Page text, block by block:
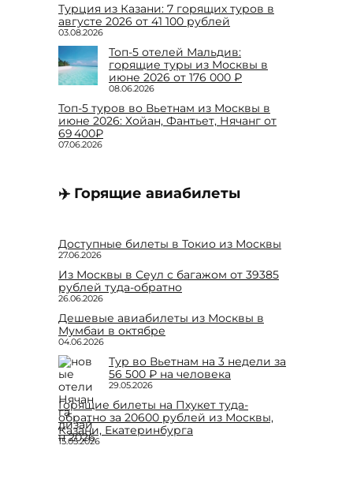
Турция из Казани: 7 горящих туров в
августе 2026 от 41 100 рублей
03.08.2026
Топ-5 отелей Мальдив:
горящие туры из Москвы в
июне 2026 от 176 000 ₽
08.06.2026
Топ-5 туров во Вьетнам из Москвы в
июне 2026: Хойан, Фантьет, Нячанг от
69 400₽
07.06.2026
✈️ Горящие авиабилеты
Доступные билеты в Токио из Москвы
27.06.2026
Из Москвы в Сеул с багажом от 39385
рублей туда-обратно
26.06.2026
Дешевые авиабилеты из Москвы в
Мумбаи в октябре
04.06.2026
Тур во Вьетнам на 3 недели за
56 500 ₽ на человека
29.05.2026
Горящие билеты на Пхукет туда-
обратно за 20600 рублей из Москвы,
Казани, Екатеринбурга
15.05.2026